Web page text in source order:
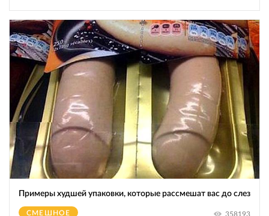
Примеры худшей упаковки, которые рассмешат вас до слез
СМЕШНОЕ 358193